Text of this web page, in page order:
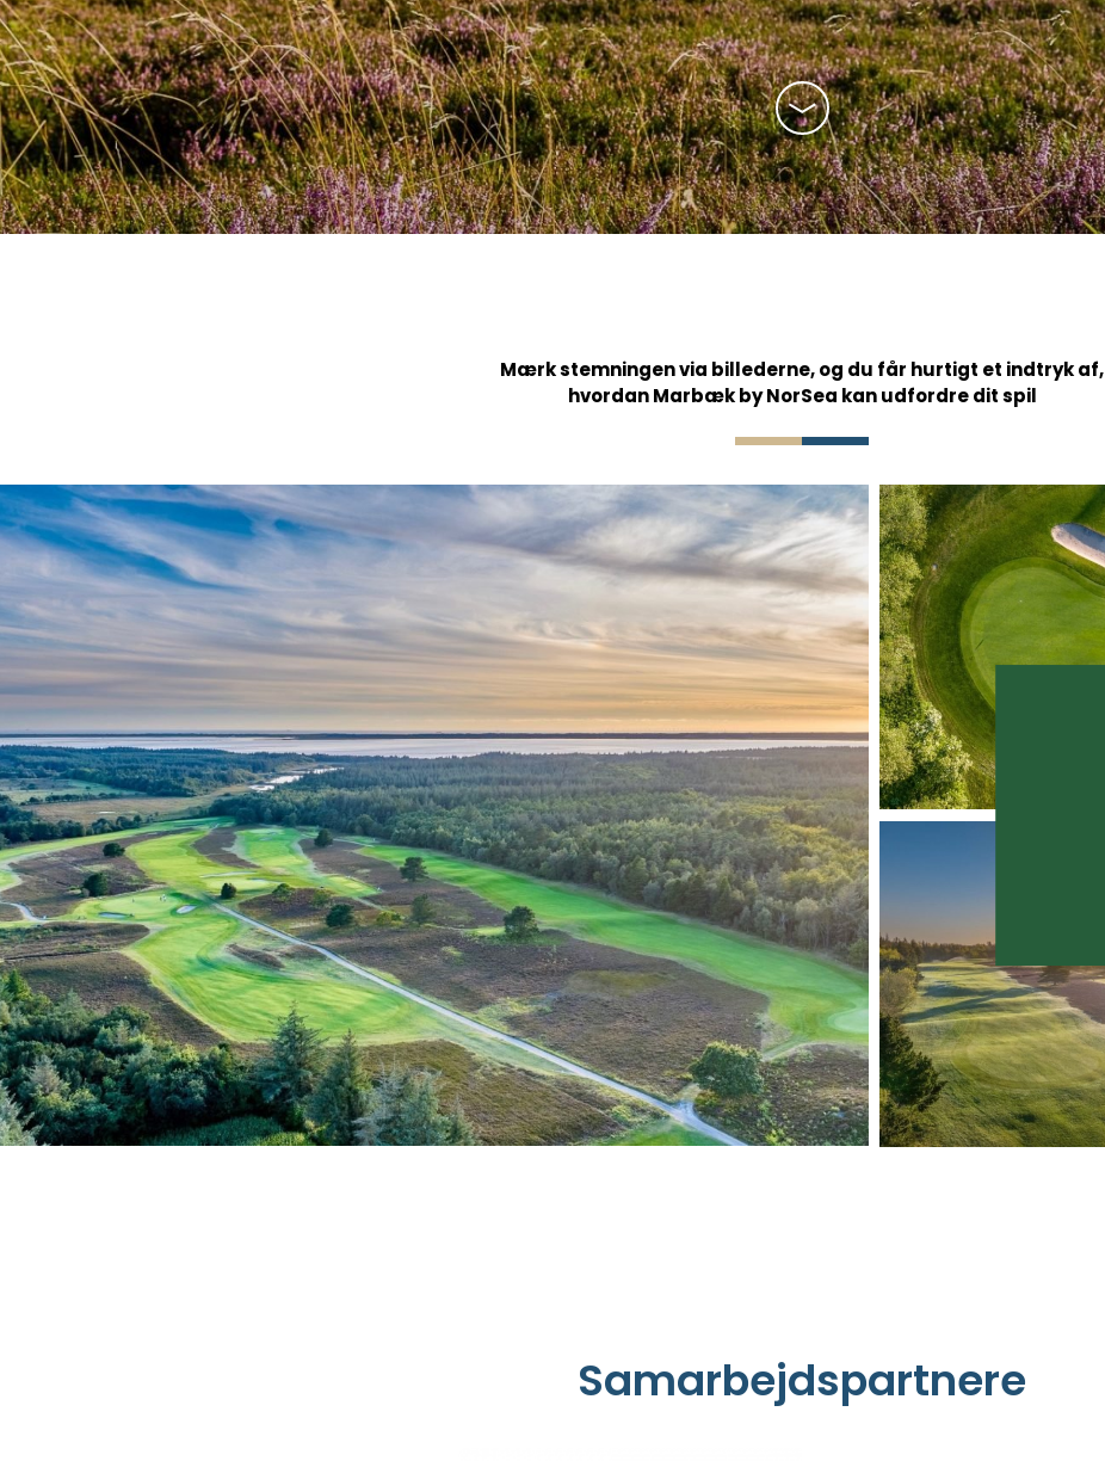
Regel- og handicapudvalg
Onsdagsholdet
Mærk stemningen via billederne, og du får hurtigt et indtryk af,
hvordan Marbæk by NorSea kan udfordre dit spil
Samarbejdspartnere